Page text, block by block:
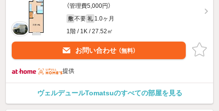
（管理費5,000円）
敷 不要 礼 1.0ヶ月
1階 / 1K / 27.52㎡
お問い合わせ （無料）
提供
ヴェルデュールTomatsuのすべての部屋を見る